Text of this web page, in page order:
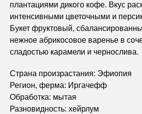
плантациями дикого кофе. Вкус
интенсивными цветочными и
Букет фруктовый,
нежное абрикосовое варенье в
сладостью карамели и чернослива.
Страна произрастания: Эфиопия
Регион, ферма: Иргачефф
Обработка: мытая
Разновидность: хейрлум